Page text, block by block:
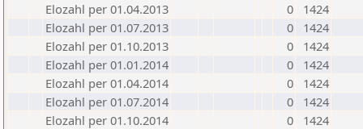
Elozahl per 01.04.2013
0
1424
Elozahl per 01.07.2013
0
1424
Elozahl per 01.10.2013
0
1424
Elozahl per 01.01.2014
0
1424
Elozahl per 01.04.2014
0
1424
Elozahl per 01.07.2014
0
1424
Elozahl per 01.10.2014
0
1424